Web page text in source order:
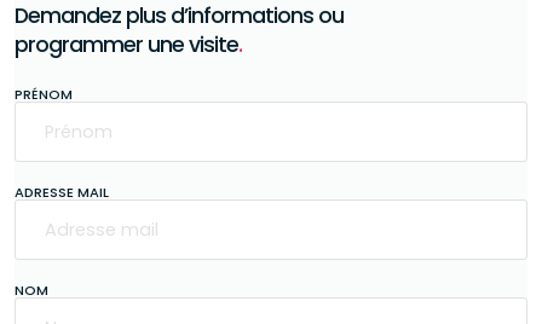
Demandez plus d’informations ou
programmer une visite.
PRÉNOM
ADRESSE MAIL
NOM